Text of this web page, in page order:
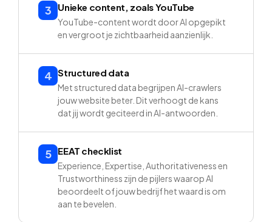
3 Unieke content, zoals YouTube
YouTube-content wordt door AI opgepikt
en vergroot je zichtbaarheid aanzienlijk.
4 Structured data
Met structured data begrijpen AI-crawlers
jouw website beter. Dit verhoogt de kans
dat jij wordt geciteerd in AI-antwoorden.
5 EEAT checklist
Experience, Expertise, Authoritativeness en
Trustworthiness zijn de pijlers waarop AI
beoordeelt of jouw bedrijf het waard is om
aan te bevelen.